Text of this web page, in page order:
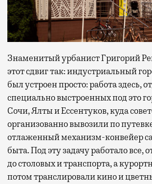
Знаменитый урбанист Григорий
этот сдвиг так: индустриальный
был устроен просто: работа здесь,
специально выстроенных под это
Сочи, Ялты и Ессентуков, куда
организованно вывозили по
отлаженный механизм-конвейер
быта. Под эту задачу работало все,
до столовых и транспорта, а
потом транслировали кино и